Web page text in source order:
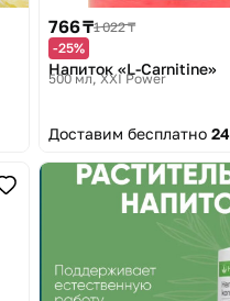
766 ₸1 022 ₸
-25%
Напиток «L-Carnitine»
500 мл XXI Power
Доставим бесплатно